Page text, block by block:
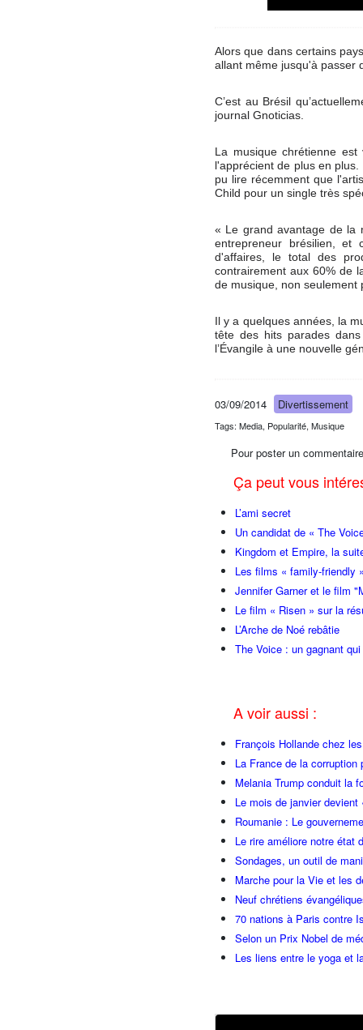
Alors que dans certains
allant même jusqu'à passer
C’est au Brésil
journal Gnoticias.
La musique chrétienne
l'apprécient de plus en
pu lire récemment que
Child pour un single très
« Le grand avantage de la
entrepreneur brésilien, et
d'affaires, le total des
contrairement aux 60% de
de musique, non seulement
Il y a quelques années, la
tête des hits parades
l’Évangile à une nouvelle
03/09/2014 Divertissement
Tags: Media, Popularité, Musique
Pour poster un
Ça peut vous
L’ami secret
Un candidat de « The
Kingdom et Empire, la
Les films « family-friendly
Jennifer Garner et le film
Le film « Risen » sur la
L’Arche de Noé rebâtie
The Voice : un gagnant
A voir aussi :
François Hollande chez
La France de la
Melania Trump conduit la
Le mois de janvier
Roumanie : Le
Le rire améliore notre état
Sondages, un outil de
Marche pour la Vie et les
Neuf chrétiens
70 nations à Paris contre
Selon un Prix Nobel de
Les liens entre le yoga et